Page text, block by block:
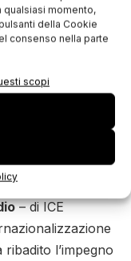
qualsiasi momento,
della Cookie
consenso nella parte
scopi
di SACE, ha
di Studiabo,
tessili
al 2022.
tessile
il settore
– di ICE
ribadito l’impegno